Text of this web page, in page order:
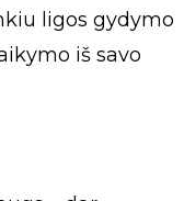
ligos gydymo
iš savo